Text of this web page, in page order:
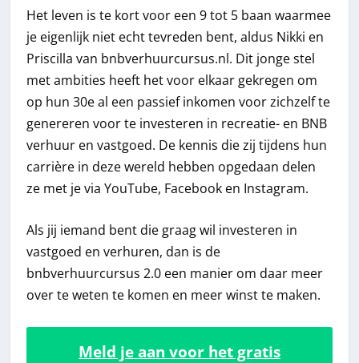
Het leven is te kort voor een 9 tot 5 baan waarmee
je eigenlijk niet echt tevreden bent, aldus Nikki en
Priscilla van bnbverhuurcursus.nl. Dit jonge stel
met ambities heeft het voor elkaar gekregen om
op hun 30eal een passief inkomen voor zichzelf te
genereren voor te investeren in recreatie- en BNB
verhuur en vastgoed. De kennis die zij tijdens hun
carrière in deze wereld hebben opgedaan delen
ze met je via YouTube, Facebook en Instagram.
Als jij iemand bent die graag wil investeren in
vastgoed en verhuren, dan is de
bnbverhuurcursus 2.0 een manier om daar meer
over te weten te komen en meer winst te maken.
Meld je aan voor het gratis